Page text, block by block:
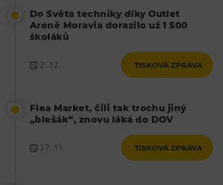
Další
Narozeninové oslavy
Tematické dárkové poukazy
Kroužky pro děti
Do Světa techniky díky Outlet
Areně Moravia dorazilo už 1 500
školáků
2. 12. TISKOVÁ ZPRÁVA
Flea Market, čili tak trochu jiný
„blešák“, znovu láká do DOV
27. 11. TISKOVÁ ZPRÁVA